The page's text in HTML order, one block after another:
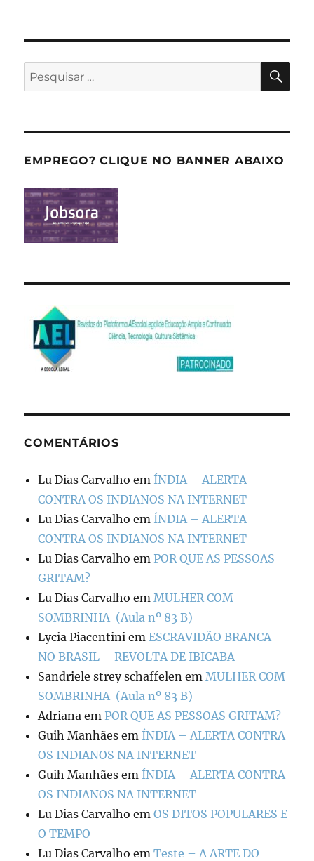
Pesquisar
por:
EMPREGO? CLIQUE NO BANNER ABAIXO
COMENTÁRIOS
Lu Dias Carvalho em ÍNDIA – ALERTA
CONTRA OS INDIANOS NA INTERNET
Lu Dias Carvalho em ÍNDIA – ALERTA
CONTRA OS INDIANOS NA INTERNET
Lu Dias Carvalho em POR QUE AS PESSOAS
GRITAM?
Lu Dias Carvalho em MULHER COM
SOMBRINHA (Aula nº 83 B)
Lycia Piacentini emESCRAVIDÃO BRANCA
NO BRASIL – REVOLTA DE IBICABA
Sandriele strey schaffelen em MULHER COM
SOMBRINHA (Aula nº 83 B)
Adriana em POR QUE AS PESSOAS GRITAM?
Guih Manhães em ÍNDIA – ALERTA CONTRA
OS INDIANOS NA INTERNET
Guih Manhães em ÍNDIA – ALERTA CONTRA
OS INDIANOS NA INTERNET
Lu Dias Carvalho emOS DITOS POPULARES E
O TEMPO
Lu Dias Carvalho emTeste – A ARTE DO